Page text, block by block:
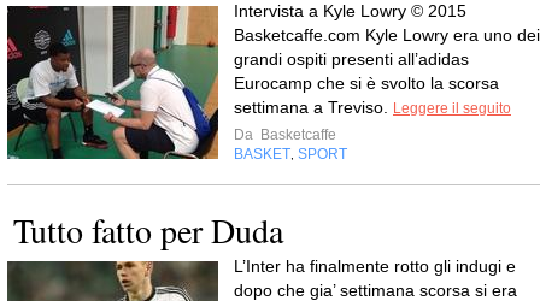
Intervista a Kyle Lowry © 2015
Basketcaffe.com Kyle Lowry era uno dei
grandi ospiti presenti all’adidas
Eurocamp che si è svolto la scorsa
settimana a Treviso.
Leggere il seguito
Da Basketcaffe
BASKET SPORT
Tutto fatto per Duda
L’Inter ha finalmente rotto gli indugi e
dopo che gia’ settimana scorsa si era